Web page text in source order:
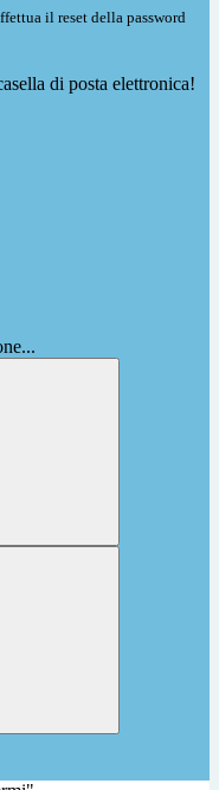
il reset della password
di posta elettronica!